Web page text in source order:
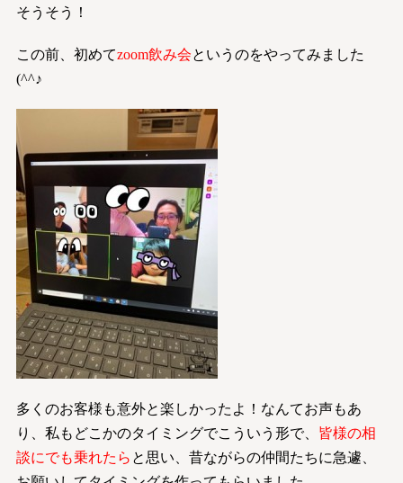
そうそう！
この前、初めてzoom飲み会というのをやってみました
(^^♪
多くのお客様も意外と楽しかったよ！なんてお声もあ
り、私もどこかのタイミングでこういう形で、 皆様の相
談にでも乗れたら と思い、昔ながらの仲間たちに急遽、